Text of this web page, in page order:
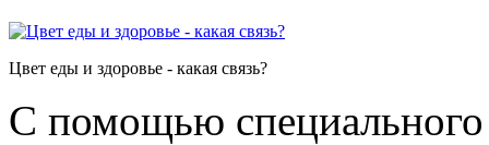
Цвет еды и здоровье - какая связь?
С помощью специального